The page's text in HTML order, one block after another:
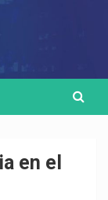
en el